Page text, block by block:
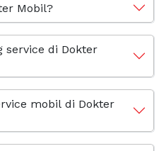
Mobil?
service di Dokter
mobil di Dokter